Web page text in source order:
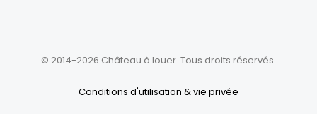
© 2014-2026 Château à louer. Tous droits réservés.
Conditions d'utilisation & vie privée